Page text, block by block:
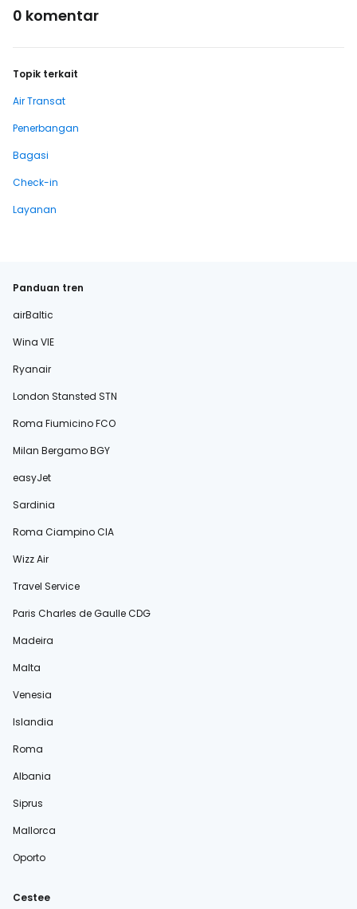
0 komentar
Topik terkait
Air Transat
Penerbangan
Bagasi
Check-in
Layanan
Panduan tren
airBaltic
Wina VIE
Ryanair
London Stansted STN
Roma Fiumicino FCO
Milan Bergamo BGY
easyJet
Sardinia
Roma Ciampino CIA
Wizz Air
Travel Service
Paris Charles de Gaulle CDG
Madeira
Malta
Venesia
Islandia
Roma
Albania
Siprus
Mallorca
Oporto
Cestee